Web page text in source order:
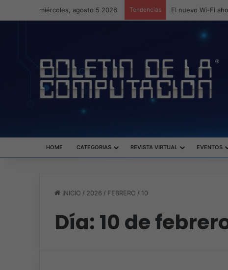
miércoles, agosto 5 2026 Tendencias ASUS redefine la
HOME CATEGORIAS REVISTA VIRTUAL EVENTOS
INICIO / 2026 / FEBRERO / 10
Día: 10 de